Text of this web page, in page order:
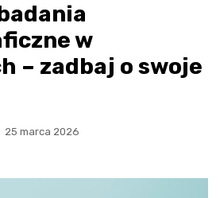
w
– zadbaj o swoje
25 marca 2026